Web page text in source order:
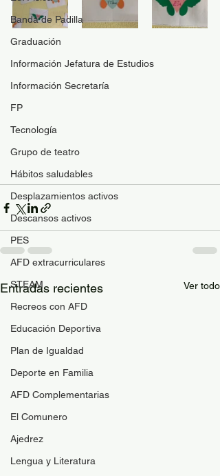
Banda de Padilla
Graduación
Información Jefatura de Estudios
Información Secretaría
FP
Tecnología
Grupo de teatro
Hábitos saludables
Desplazamientos activos
Descansos activos
PES
AFD extracurriculares
STEAM
Recreos con AFD
Educación Deportiva
Plan de Igualdad
Deporte en Familia
AFD Complementarias
El Comunero
Ajedrez
Lengua y Literatura
Entradas recientes Ver todo